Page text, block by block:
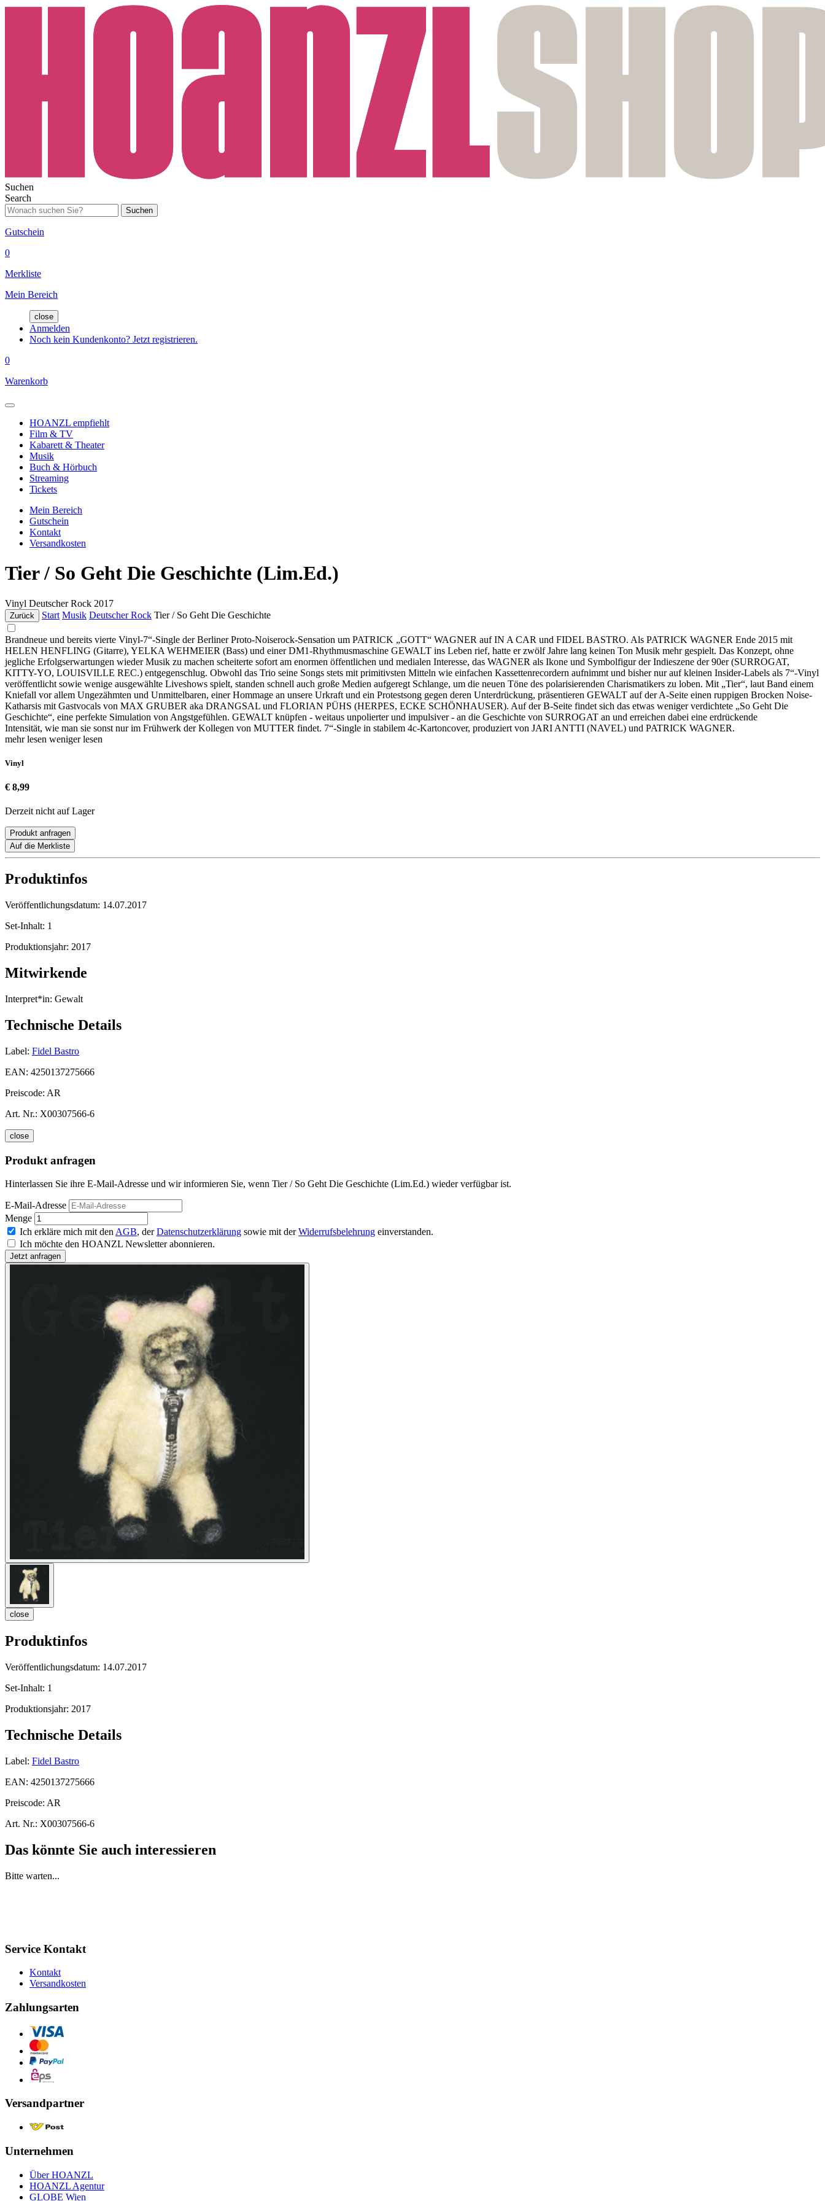
Suchen
Search
Suchen
Gutschein
0
Merkliste
Mein Bereich
close
Anmelden
Noch kein Kundenkonto? Jetzt registrieren.
0
Warenkorb
HOANZL empfiehlt
Film & TV
Kabarett & Theater
Musik
Buch & Hörbuch
Streaming
Tickets
Mein Bereich
Gutschein
Kontakt
Versandkosten
Tier / So Geht Die Geschichte (Lim.Ed.)
Vinyl Deutscher Rock 2017
Zurück Start Musik Deutscher Rock Tier / So Geht Die Geschichte
Brandneue und bereits vierte Vinyl-7“-Single der Berliner Proto-Noiserock-Sensation um PATRICK „GOTT“ WAGNER auf IN A CAR und FIDEL BASTRO. Als PATRICK WAGNER Ende 2015 mit
HELEN HENFLING (Gitarre), YELKA WEHMEIER (Bass) und einer DM1-Rhythmusmaschine GEWALT ins Leben rief, hatte er zwölf Jahre lang keinen Ton Musik mehr gespielt. Das Konzept, ohne
jegliche Erfolgserwartungen wieder Musik zu machen scheiterte sofort am enormen öffentlichen und medialen Interesse, das WAGNER als Ikone und Symbolfigur der Indieszene der 90er (SURROGAT,
KITTY-YO, LOUISVILLE REC.) entgegenschlug. Obwohl das Trio seine Songs stets mit primitivsten Mitteln wie einfachen Kassettenrecordern aufnimmt und bisher nur auf kleinen Insider-Labels als 7“-Vinyl
veröffentlicht sowie wenige ausgewählte Liveshows spielt, standen schnell auch große Medien aufgeregt Schlange, um die neuen Töne des polarisierenden Charismatikers zu loben. Mit „Tier“, laut Band einem
Kniefall vor allem Ungezähmten und Unmittelbaren, einer Hommage an unsere Urkraft und ein Protestsong gegen deren Unterdrückung, präsentieren GEWALT auf der A-Seite einen ruppigen Brocken Noise-
Katharsis mit Gastvocals von MAX GRUBER aka DRANGSAL und FLORIAN PÜHS (HERPES, ECKE SCHÖNHAUSER). Auf der B-Seite findet sich das etwas weniger verdichtete „So Geht Die
Geschichte“, eine perfekte Simulation von Angstgefühlen. GEWALT knüpfen - weitaus unpolierter und impulsiver - an die Geschichte von SURROGAT an und erreichen dabei eine erdrückende
Intensität, wie man sie sonst nur im Frühwerk der Kollegen von MUTTER findet. 7“-Single in stabilem 4c-Kartoncover, produziert von JARI ANTTI (NAVEL) und PATRICK WAGNER.
mehr lesen weniger lesen
Vinyl
€ 8,99
Derzeit nicht auf Lager
Produkt anfragen
Auf die Merkliste
Produktinfos
Veröffentlichungsdatum: 14.07.2017
Set-Inhalt: 1
Produktionsjahr: 2017
Mitwirkende
Interpret*in: Gewalt
Technische Details
Label: Fidel Bastro
EAN: 4250137275666
Preiscode: AR
Art. Nr.: X00307566-6
close
Produkt anfragen
Hinterlassen Sie ihre E-Mail-Adresse und wir informieren Sie, wenn Tier / So Geht Die Geschichte (Lim.Ed.) wieder verfügbar ist.
E-Mail-Adresse
Menge
Ich erkläre mich mit den AGB, derDatenschutzerklärung sowie mit derWiderrufsbelehrung einverstanden.
Ich möchte den HOANZL Newsletter abonnieren.
close
Produktinfos
Veröffentlichungsdatum: 14.07.2017
Set-Inhalt: 1
Produktionsjahr: 2017
Technische Details
Label: Fidel Bastro
EAN: 4250137275666
Preiscode: AR
Art. Nr.: X00307566-6
Das könnte Sie auch interessieren
Bitte warten...
Service Kontakt
Kontakt
Versandkosten
Zahlungsarten
Versandpartner
Unternehmen
Über HOANZL
HOANZL Agentur
GLOBE Wien